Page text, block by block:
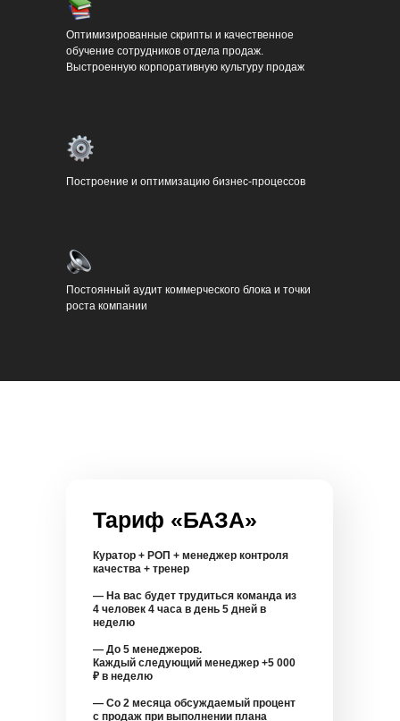
Оптимизированные скрипты и качественное
обучение сотрудников отдела продаж.
Выстроенную корпоративную культуру продаж
Построение и оптимизацию бизнес-процессов
Постоянный аудит коммерческого блока и точки
роста компании
Тариф «БАЗА»
Куратор + РОП + менеджер контроля
качества + тренер
— На вас будет трудиться команда из
4 человек 4 часа в день 5 дней в
неделю
— До 5 менеджеров.
Каждый следующий менеджер +5 000
₽ в неделю
— Со 2 месяца обсуждаемый процент
с продаж при выполнении плана